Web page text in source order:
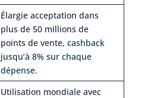
Élargie acceptation dans
plus de 50 millions de
points de vente, cashback
jusqu’à 8% sur chaque
dépense.
Utilisation mondiale avec